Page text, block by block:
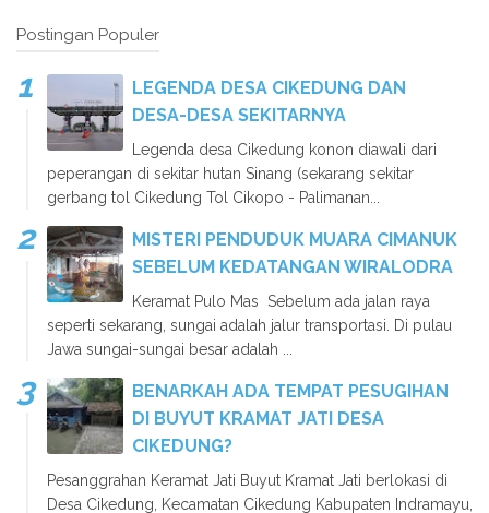
Postingan Populer
LEGENDA DESA CIKEDUNG DAN
DESA-DESA SEKITARNYA
Legenda desa Cikedung konon diawali dari
peperangan di sekitar hutan Sinang (sekarang sekitar
gerbang tol Cikedung Tol Cikopo - Palimanan...
MISTERI PENDUDUK MUARA CIMANUK
SEBELUM KEDATANGAN WIRALODRA
Keramat Pulo Mas Sebelum ada jalan raya
seperti sekarang, sungai adalah jalur transportasi. Di pulau
Jawa sungai-sungai besar adalah ...
BENARKAH ADA TEMPAT PESUGIHAN
DI BUYUT KRAMAT JATI DESA
CIKEDUNG?
Pesanggrahan Keramat Jati Buyut Kramat Jati berlokasi di
Desa Cikedung, Kecamatan Cikedung Kabupaten Indramayu,